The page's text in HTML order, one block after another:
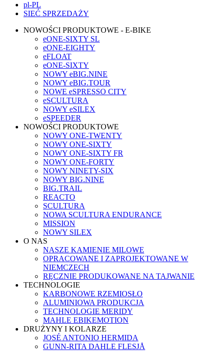
pl-PL
SIEĆ SPRZEDAŻY
NOWOŚCI PRODUKTOWE - E-BIKE
eONE-SIXTY SL
eONE-EIGHTY
eFLOAT
eONE-SIXTY
NOWY eBIG.NINE
NOWY eBIG.TOUR
NOWE eSPRESSO CITY
eSCULTURA
NOWY eSILEX
eSPEEDER
NOWOŚCI PRODUKTOWE
NOWY ONE-TWENTY
NOWY ONE-SIXTY
NOWY ONE-SIXTY FR
NOWY ONE-FORTY
NOWY NINETY-SIX
NOWY BIG.NINE
BIG.TRAIL
REACTO
SCULTURA
NOWA SCULTURA ENDURANCE
MISSION
NOWY SILEX
O NAS
NASZE KAMIENIE MILOWE
OPRACOWANE I ZAPROJEKTOWANE W
NIEMCZECH
RĘCZNIE PRODUKOWANE NA TAJWANIE
TECHNOLOGIE
KARBONOWE RZEMIOSŁO
ALUMINIOWA PRODUKCJA
TECHNOLOGIE MERIDY
MAHLE EBIKEMOTION
DRUŻYNY I KOLARZE
JOSÉ ANTONIO HERMIDA
GUNN-RITA DAHLE FLESJÅ